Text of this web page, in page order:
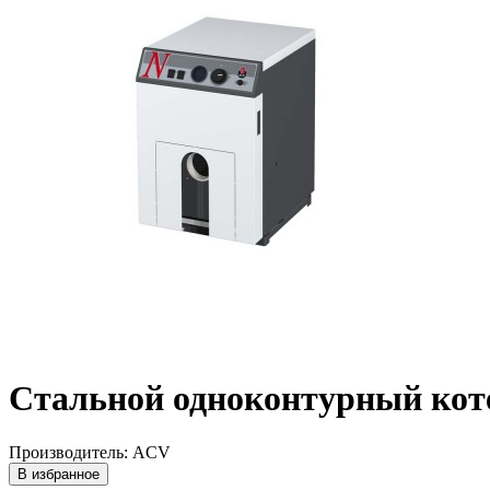
Стальной одноконтурный
Производитель: ACV
В избранное